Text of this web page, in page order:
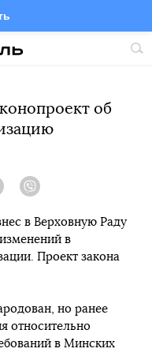
Twitter
об
Telegram
в Верховную Раду
в
Проект закона
но ранее
относительно
в Минских